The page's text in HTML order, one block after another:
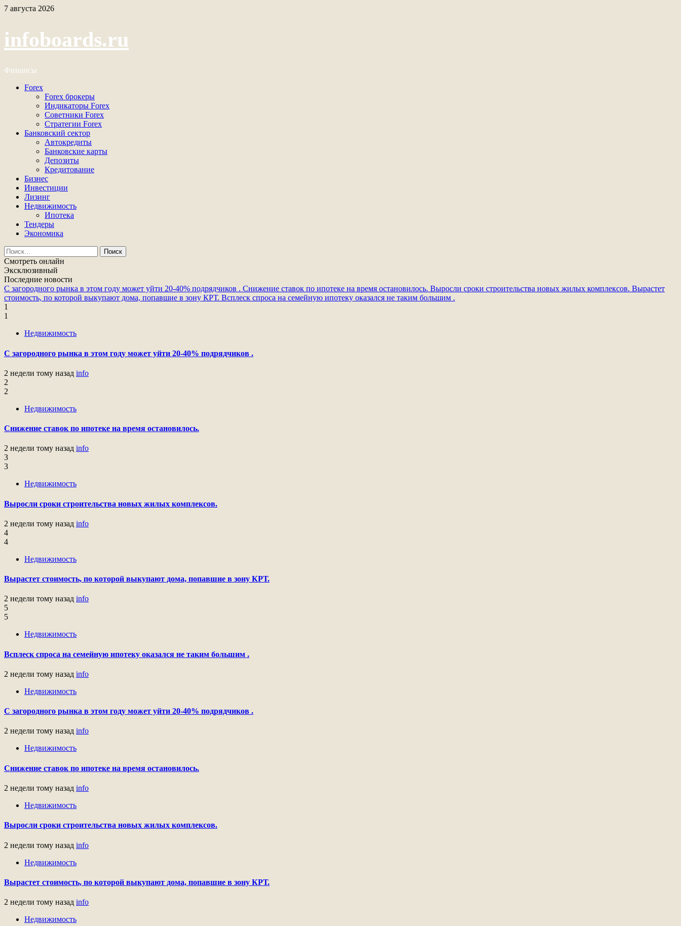
Перейти
7 августа 2026
infoboards.ru
Финансы
Основное
Forex
Forex брокеры
Индикаторы Forex
Советники Forex
Стратегии Forex
Банковский сектор
Автокредиты
Банковские карты
Депозиты
Кредитование
Бизнес
Инвестиции
Лизинг
Недвижимость
Ипотека
Тендеры
Экономика
Найти:
Смотреть онлайн
Эксклюзивный
Последние новости
С загородного рынка в этом году может уйти 20-40% подрядчиков . Снижение ставок по ипотеке на время остановилось. Выросли сроки строительства новых жилых комплексов. Вырастет
стоимость, по которой выкупают дома, попавшие в зону КРТ. Всплеск спроса на семейную ипотеку оказался не таким большим .
1
1
Недвижимость
С загородного рынка в этом году может уйти 20-40% подрядчиков .
2 недели тому назад info
2
2
Недвижимость
Снижение ставок по ипотеке на время остановилось.
2 недели тому назад info
3
3
Недвижимость
Выросли сроки строительства новых жилых комплексов.
2 недели тому назад info
4
4
Недвижимость
Вырастет стоимость, по которой выкупают дома, попавшие в зону КРТ.
2 недели тому назад info
5
5
Недвижимость
Всплеск спроса на семейную ипотеку оказался не таким большим .
2 недели тому назад info
Недвижимость
С загородного рынка в этом году может уйти 20-40% подрядчиков .
2 недели тому назад info
Недвижимость
Снижение ставок по ипотеке на время остановилось.
2 недели тому назад info
Недвижимость
Выросли сроки строительства новых жилых комплексов.
2 недели тому назад info
Недвижимость
Вырастет стоимость, по которой выкупают дома, попавшие в зону КРТ.
2 недели тому назад info
Недвижимость